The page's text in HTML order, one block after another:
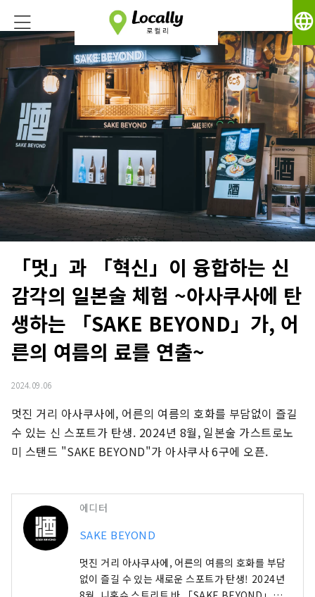
language
「멋」과 「혁신」이 융합하는 신
감각의 일본술 체험 ~아사쿠사에 탄
생하는 「SAKE BEYOND」가, 어
른의 여름의 료를 연출~
2024.09.06
멋진 거리 아사쿠사에, 어른의 여름의 호화를 부담없이 즐길
수 있는 신 스포트가 탄생. 2024년 8월, 일본술 가스트로노
미 스탠드 "SAKE BEYOND"가 아사쿠사 6구에 오픈.
에디터
SAKE BEYOND
멋진 거리 아사쿠사에, 어른의 여름의 호화를 부담
없이 즐길 수 있는 새로운 스포트가 탄생! 2024년